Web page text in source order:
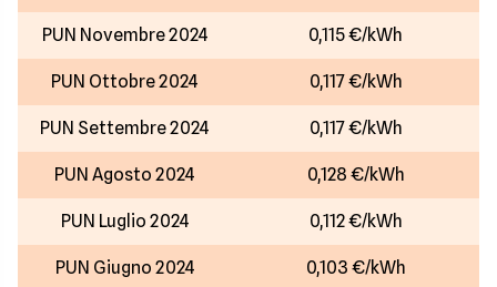
PUN Novembre 2024 0,115 €/kWh
PUN Ottobre 2024 0,117 €/kWh
PUN Settembre 2024 0,117 €/kWh
PUN Agosto 2024 0,128 €/kWh
PUN Luglio 2024 0,112 €/kWh
PUN Giugno 2024 0,103 €/kWh